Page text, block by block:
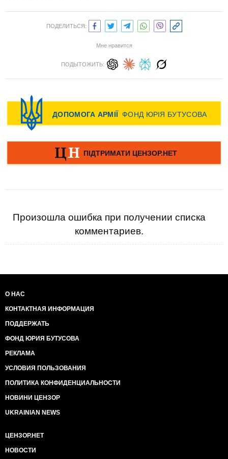
ПОДЕЛИТЬСЯ:
Мне нравится
ПОДЫТОЖИТЬ:
Произошла ошибка при получении списка
комментариев.
О НАС
КОНТАКТНАЯ ИНФОРМАЦИЯ
ПОДДЕРЖАТЬ
ФОНД ЮРИЯ БУТУСОВА
РЕКЛАМА
УСЛОВИЯ ПОЛЬЗОВАНИЯ
ПОЛИТИКА КОНФИДЕНЦИАЛЬНОСТИ
НОВИНИ ЦЕНЗОР
UKRAINIAN NEWS
ЦЕНЗОР.НЕТ
НОВОСТИ